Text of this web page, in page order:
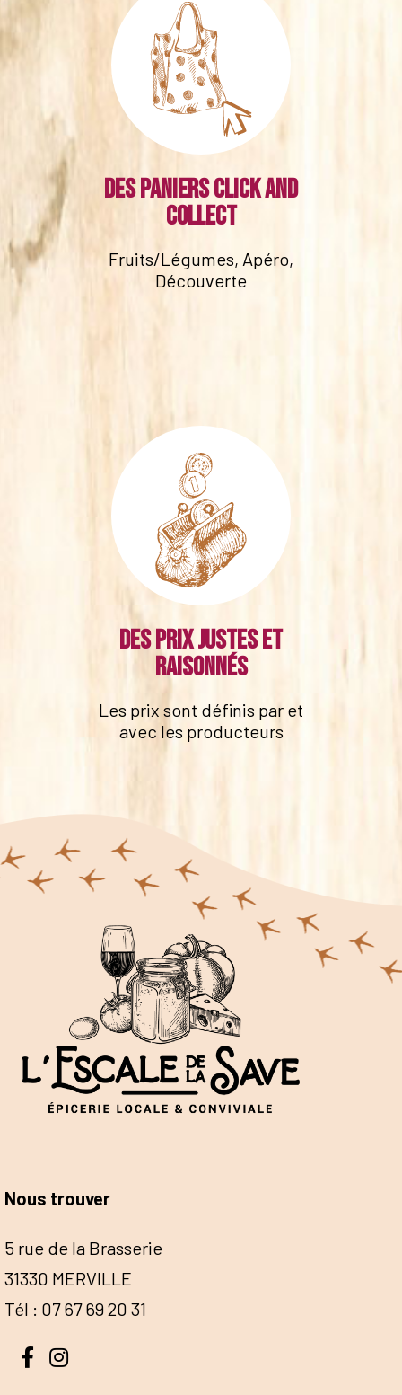
Des paniers click and
collect
Fruits/Légumes, Apéro,
Découverte
Des prix justes et
raisonnés
Les prix sont définis par et
avec les producteurs
Nous trouver
5 rue de la Brasserie
31330 MERVILLE
Tél : 07 67 69 20 31